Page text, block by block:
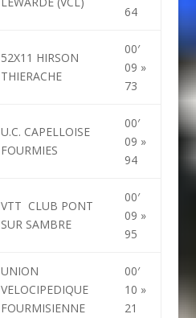
64
52X11 HIRSON
THIERACHE
00′
09 »
73
U.C. CAPELLOISE
FOURMIES
00′
09 »
94
VTT CLUB PONT
SUR SAMBRE
00′
09 »
95
UNION
VELOCIPEDIQUE
FOURMISIENNE
00′
10 »
21